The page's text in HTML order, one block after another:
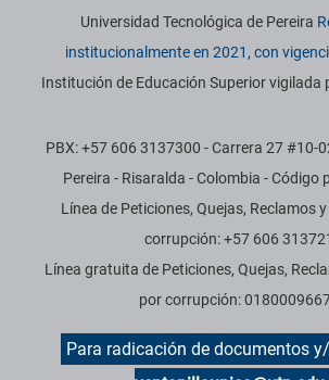
Información institucional
Universidad Tecnológica de Pereira
institucionalmente en 2021, con
Institución de Educación Superior vigilada
PBX: +57 606 3137300 - Carrera 27 #10-
Pereira - Risaralda - Colombia - Código
Línea de Peticiones, Quejas, Reclamos
corrupción: +57 606
Línea gratuita de Peticiones, Quejas,
por corrupción:
Para radicación de documentos